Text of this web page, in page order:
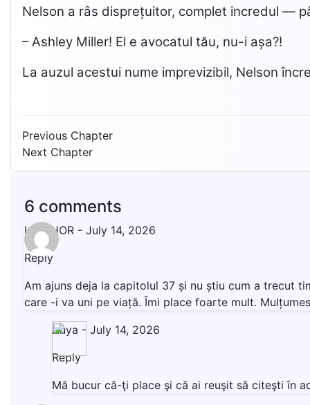
Nelson a râs disprețuitor, complet incredul —
– Ashley Miller! El e avocatul tău, nu-i așa?!
La auzul acestui nume imprevizibil, Nelson
Previous Chapter
Next Chapter
6 comments
LIVISHOR - July 14, 2026
Reply
Am ajuns deja la capitolul 37 și nu știu cum a trecut
care -i va uni pe viață. Îmi place foarte mult.
Anya - July 14, 2026
Reply
Mă bucur că-ţi place şi că ai reuşit să citeşti în